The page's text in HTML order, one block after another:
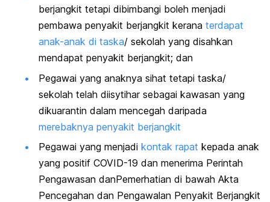
berjangkit tetapi dibimbangi boleh menjadi
pembawa penyakit berjangkit kerana terdapat
anak-anak di taska/ sekolah yang disahkan
mendapat penyakit berjangkit; dan
Pegawai yang anaknya sihat tetapi taska/
sekolah telah diisytihar sebagai kawasan yang
dikuarantin dalam mencegah daripada
merebaknya penyakit berjangkit
Pegawai yang menjadi kontak rapat kepada anak
yang positif COVID-19 dan menerima Perintah
Pengawasan danPemerhatian di bawah Akta
Pencegahan dan Pengawalan Penyakit Berjangkit